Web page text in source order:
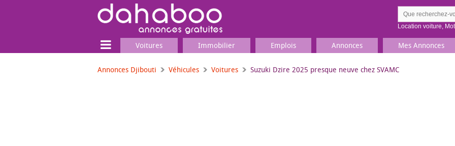
Location voiture,
Voitures Immobilier Emplois Annonces Mes Annonces
Annonces Djibouti Véhicules Voitures Suzuki Dzire 2025 presque neuve chez SVAMC